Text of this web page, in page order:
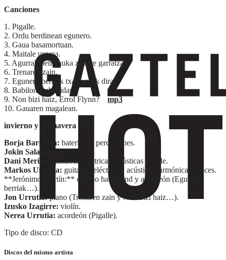
Canciones
1. Pigalle.
2. Ordu berdinean egunero.
3. Gaua basamortuan.
4. Maitale urruna.
5. Agurrak beti dauka zapore garratza.
6. Trenaren zain.
7. Egunero berriak txarragoak dira.
8. Babilonia abenidan.
9. Non bizi haiz, Errol Flynn? mp3
10. Gauaren magalean.
invierno y primavera 2001
Borja Barrueta: batería eta percusiones.
Jokin Salaberria:bajo.
Dani Merino:
guitarras eléctricas, acústicas y slide.
Markos Untzeta: guitarras eléctricas, acústicas, armónica y voces.
**Jerónimo Martín:** organo hammond y acordeón (Egunero
berriak…).
Jon Urrutia:piano (Trenaren zain y Non bizi haiz…).
Izusko Izagirre: violín.
Nerea Urrutia: acordeón (Pigalle).
Tipo de disco: CD
Discos del mismo artista